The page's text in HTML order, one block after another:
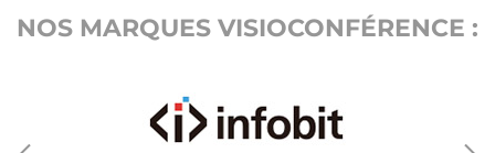
NOS MARQUES VISIOCONFÉRENCE :